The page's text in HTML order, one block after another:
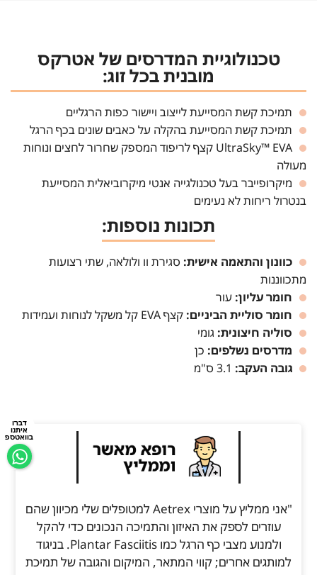
דברו
איתנו
בוואטספ
טכנולוגיית המדרסים של אטרקס
מובנית בכל זוג:
תמיכת קשת המסייעת לייצוב ויישור כפות הרגליים
תמיכת קשת המסייעת בהקלה על כאבים שונים בכף הרגל
UltraSky™ EVA קצף לריפוד המספק שחרור לחצים ונוחות
מעולה
מיקרופייבר בעל טכנולגייה אנטי מיקרוביאלית המסייעת
בנטרול ריחות לא נעימים
תכונות נוספות:
כוונון והתאמה אישית: סגירת וו ולולאה, שתי רצועות
מתכווננות
חומר עליון: עור
חומר סוליית הביניים: קצף EVA קל משקל לנוחות ועמידות
סוליה חיצונית: גומי
מדרסים נשלפים: כן
גובה העקב:
"אני ממליץ על מוצרי Aetrex למטופלים שלי מכיוון שהם
עוזרים לספק את האיזון והתמיכה הנכונים כדי להקל
ולמנוע מצבי כף הרגל כמו Plantar Fasciitis. בניגוד
למותגים אחרים; קווי המתאר, המיקום והגובה של תמיכת